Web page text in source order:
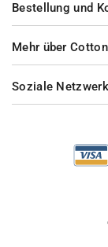
Bestellung und
Mehr über
Soziale